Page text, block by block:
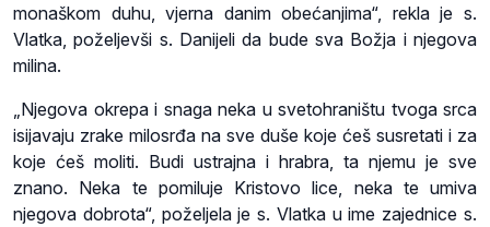
monaškom duhu, vjerna danim obećanjima“, rekla je s.
Vlatka, poželjevši s. Danijeli da bude sva Božja i njegova
milina.
„Njegova okrepa i snaga neka u svetohraništu tvoga srca
isijavaju zrake milosrđa na sve duše koje ćeš susretati i za
koje ćeš moliti. Budi ustrajna i hrabra, ta njemu je sve
znano. Neka te pomiluje Kristovo lice, neka te umiva
njegova dobrota“, poželjela je s. Vlatka u ime zajednice s.